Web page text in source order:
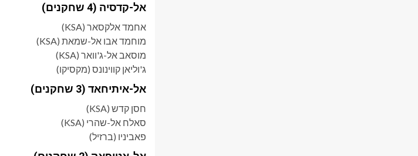
אל-קדסיה (4 שחקנים)
אחמד אלקסאר (KSA)
מוחמד אבו אל-שמאת (KSA)
מוסאב אל-ג'וואר (KSA)
ג'וליאן קווינונס (מקסיקו)
אל-איתיחאד (3 שחקנים)
חסן קדש (KSA)
סאלח אל-שהרי (KSA)
פאביניו (ברזיל)